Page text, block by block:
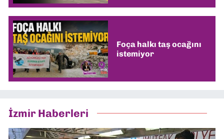
Foça halkı taş ocağını
istemiyor
İzmir Haberleri